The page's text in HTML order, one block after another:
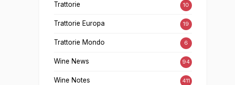
Trattorie 10
Trattorie Europa 19
Trattorie Mondo 6
Wine News 94
Wine Notes 411